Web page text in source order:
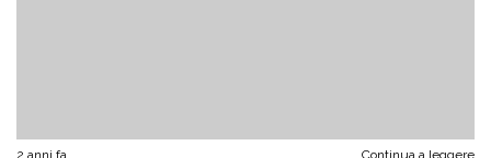
2 anni fa Continua a leggere